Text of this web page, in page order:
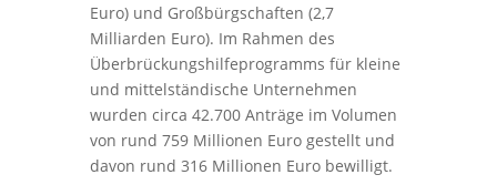
Euro) und Großbürgschaften (2,7
Milliarden Euro). Im Rahmen des
Überbrückungshilfeprogramms für kleine
und mittelständische Unternehmen
wurden circa 42.700 Anträge im Volumen
von rund 759 Millionen Euro gestellt und
davon rund 316 Millionen Euro bewilligt.